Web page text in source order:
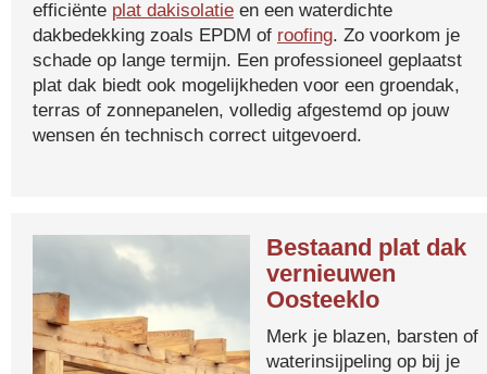
efficiënte plat dakisolatie en een waterdichte
dakbedekking zoals EPDM of roofing. Zo voorkom je
schade op lange termijn. Een professioneel geplaatst
plat dak biedt ook mogelijkheden voor een groendak,
terras of zonnepanelen, volledig afgestemd op jouw
wensen én technisch correct uitgevoerd.
Bestaand plat dak
vernieuwen
Oosteeklo
Merk je blazen, barsten of
waterinsijpeling op bij je